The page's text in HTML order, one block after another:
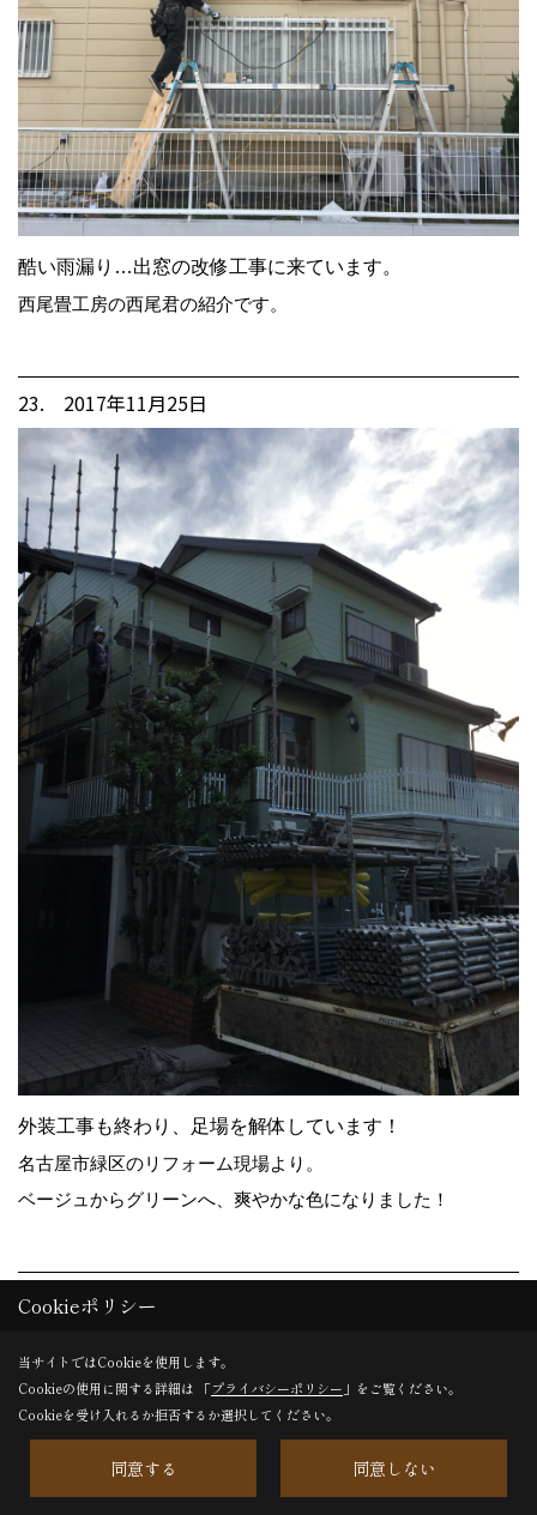
酷い雨漏り…出窓の改修工事に来ています。
西尾畳工房の西尾君の紹介です。
23. 2017年11月25日
外装工事も終わり、足場を解体しています！
名古屋市緑区のリフォーム現場より。
ベージュからグリーンへ、爽やかな色になりました！
24. 2017年11月22日
Cookieポリシー
当サイトではCookieを使用します。
Cookieの使用に関する詳細は 「プライバシーポリシー 」をご覧ください。
Cookieを受け入れるか拒否するか選択してください。
同意する 同意しない